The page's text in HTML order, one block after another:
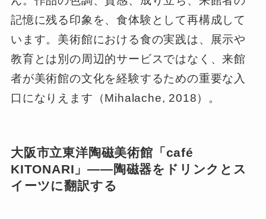
記憶に残る印象を、食体験として再構成して
います。美術館における食の実践は、展示や
教育とは別の周辺的サービスではなく、来館
者が美術館の文化を経験するための重要な入
口になりえます（Mihalache, 2018）。
大阪市立東洋陶磁美術館「café
KITONARI」――陶磁器をドリンクとス
イーツに翻訳する